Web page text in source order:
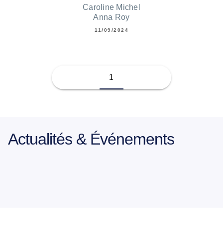
Caroline Michel
Anna Roy
11/09/2024
1
Actualités & Événements